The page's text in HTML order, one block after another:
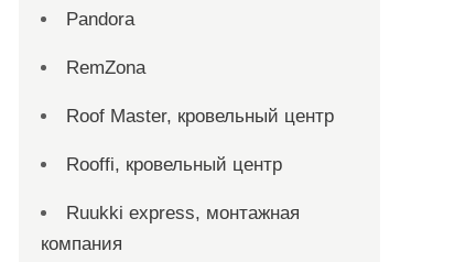
Pandora
RemZona
Roof Master, кровельный центр
Rooffi, кровельный центр
Ruukki express, монтажная
компания